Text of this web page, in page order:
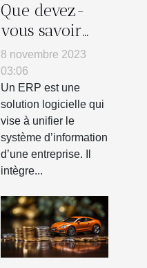
Que devez-
vous savoir
sur l’ERP ?
8 novembre 2023
03:06
Un ERP est une
solution logicielle qui
vise à unifier le
système d’information
d’une entreprise. Il
intègre...